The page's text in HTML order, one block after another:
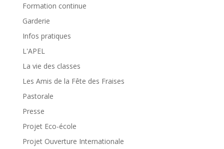
Formation continue
Garderie
Infos pratiques
L'APEL
La vie des classes
Les Amis de la Fête des Fraises
Pastorale
Presse
Projet Eco-école
Projet Ouverture Internationale